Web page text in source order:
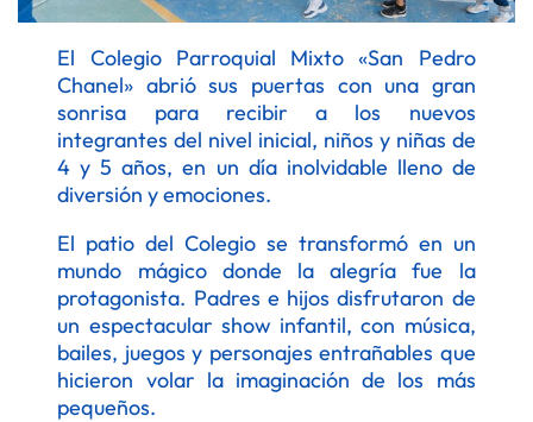
El Colegio Parroquial Mixto «San Pedro
Chanel» abrió sus puertas con una gran
sonrisa para recibir a los nuevos
integrantes del nivel inicial, niños y niñas de
4 y 5 años, en un día inolvidable lleno de
diversión y emociones.
El patio del Colegio se transformó en un
mundo mágico donde la alegría fue la
protagonista. Padres e hijos disfrutaron de
un espectacular show infantil, con música,
bailes, juegos y personajes entrañables que
hicieron volar la imaginación de los más
pequeños.